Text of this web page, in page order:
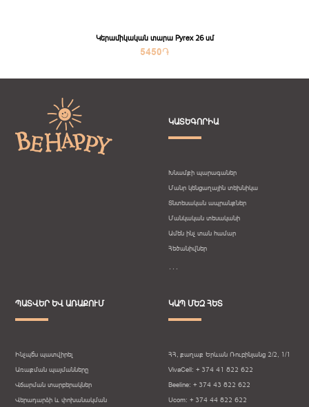
Կերամիկական տարա Pyrex 26 սմ
5450֏
ԿԱՏԵԳՈՐԻԱ
Խնամքի պարագաներ
Մանր կենցաղային տեխնիկա
Տնտեսական ապրանքներ
Մանկական տեսականի
Ամեն ինչ տան համար
Հեծանիվներ
․․․
ՊԱՏՎԵՐ ԵՎ ԱՌԱՔՈՒՄ
Ինչպե՞ս պատվիրել
Առաքման պայմանները
Վճարման տարբերակներ
Վերադարձի և փոխանակման
ԿԱՊ ՄԵԶ ՀԵՏ
ՀՀ, քաղաք Երևան Ռուբինյանց 2/2, 1/1
VivaCell: + 374 41 822 622
Beeline: + 374 43 822 622
Ucom: + 374 44 822 622